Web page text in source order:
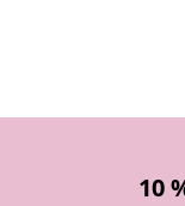
10